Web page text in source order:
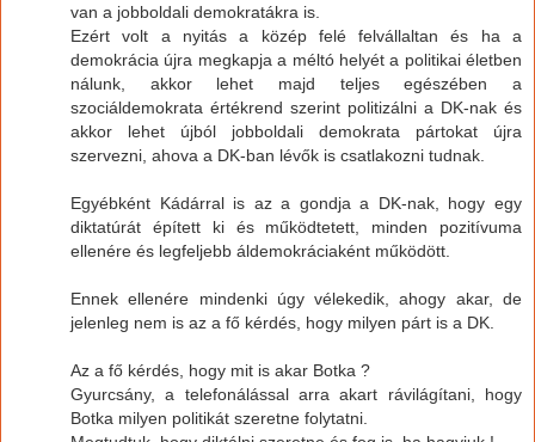
van a jobboldali demokratákra is.
Ezért volt a nyitás a közép felé felvállaltan és ha a
demokrácia újra megkapja a méltó helyét a politikai életben
nálunk, akkor lehet majd teljes egészében a
szociáldemokrata értékrend szerint politizálni a DK-nak és
akkor lehet újból jobboldali demokrata pártokat újra
szervezni, ahova a DK-ban lévők is csatlakozni tudnak.
Egyébként Kádárral is az a gondja a DK-nak, hogy egy
diktatúrát épített ki és működtetett, minden pozitívuma
ellenére és legfeljebb áldemokráciaként működött.
Ennek ellenére mindenki úgy vélekedik, ahogy akar, de
jelenleg nem is az a fő kérdés, hogy milyen párt is a DK.
Az a fő kérdés, hogy mit is akar Botka ?
Gyurcsány, a telefonálással arra akart rávilágítani, hogy
Botka milyen politikát szeretne folytatni.